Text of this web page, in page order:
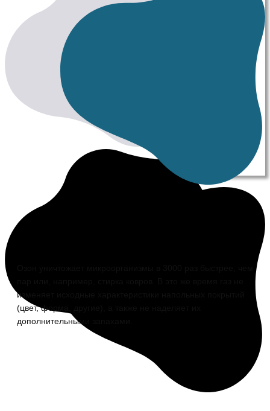
изменяет исходные характеристики напольных покрытий
(цвет, форма, другие), а также не наделяет их
дополнительными запахами.